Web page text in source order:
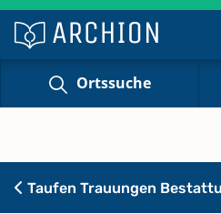
Ortssuche
Taufen Trauungen